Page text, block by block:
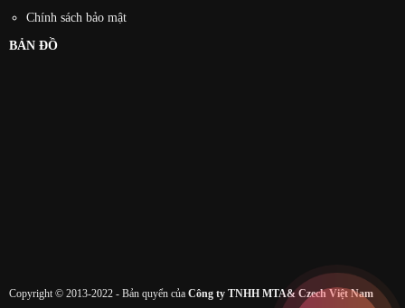
Chính sách bảo mật
BẢN ĐỒ
Copyright © 2013-2022 - Bản quyển của Công ty TNHH MTA& Czech Việt Nam